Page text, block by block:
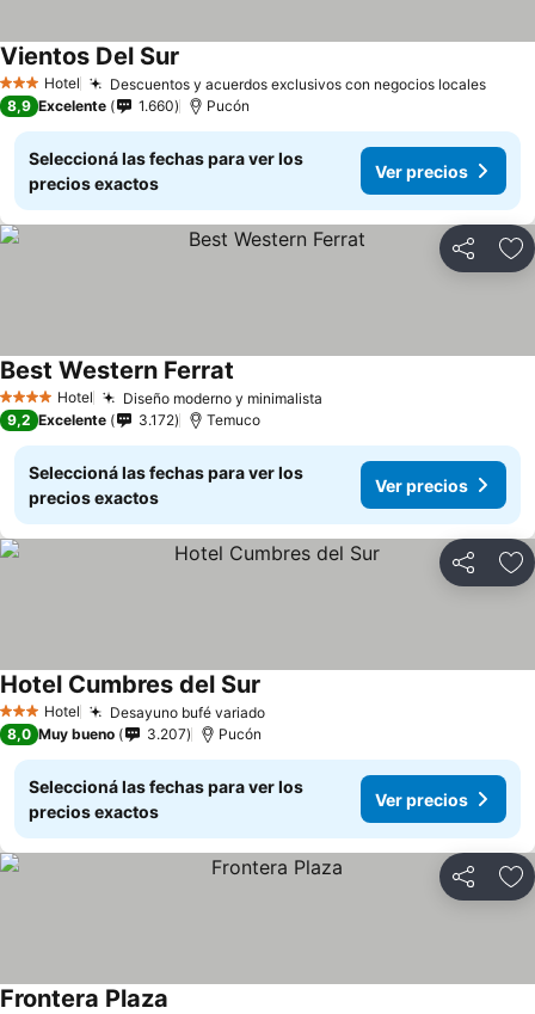
3 Estrellas
Hotel Descuentos y acuerdos exclusivos con negocios localesVer
Vientos Del Sur
8,9 Excelente 1.660 Pucón
Seleccioná las fechas para ver los
precios exactos
Ver precios
Compartir
4 EstrellasHotel Diseño moderno y minimalista
Best Western Ferrat
9,2 Excelente 3.172 Temuco
Seleccioná las fechas para ver los
precios exactos
Ver precios
Compartir
3 Estrellas
Hotel Desayuno bufé variadoVer precios
Hotel Cumbres del Sur
8,0 Muy bueno 3.207 Pucón
Seleccioná las fechas para ver los
precios exactos
Ver precios
Compartir
Frontera Plaza